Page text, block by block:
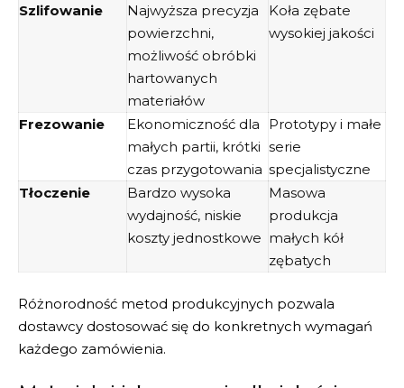
Szlifowanie
Najwyższa precyzja
powierzchni,
możliwość obróbki
hartowanych
materiałów
Koła zębate
wysokiej jakości
Frezowanie
Ekonomiczność dla
małych partii, krótki
czas przygotowania
Prototypy i małe
serie
specjalistyczne
Tłoczenie
Bardzo wysoka
wydajność, niskie
koszty jednostkowe
Masowa
produkcja
małych kół
zębatych
Różnorodność metod produkcyjnych pozwala
dostawcy dostosować się do konkretnych wymagań
każdego zamówienia.